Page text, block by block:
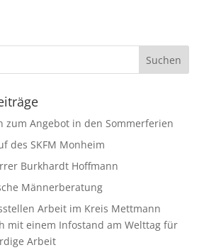
zum Angebot in den Sommerferien
des SKFM Monheim
Burkhardt Hoffmann
Männerberatung
Arbeit im Kreis Mettmann
mit einem Infostand am Welttag für
Arbeit